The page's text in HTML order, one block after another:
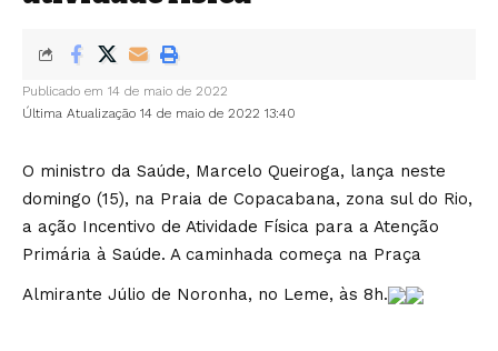
Última Atualização 14 de maio de 2022 13:40
Publicado em 14 de maio de 2022
O ministro da Saúde, Marcelo Queiroga, lança neste
domingo (15), na Praia de Copacabana, zona sul do Rio,
a ação Incentivo de Atividade Física para a Atenção
Primária à Saúde. A caminhada começa na Praça
Almirante Júlio de Noronha, no Leme, às 8h.